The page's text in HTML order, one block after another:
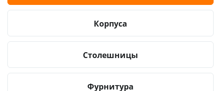
Корпуса
Столешницы
Фурнитура